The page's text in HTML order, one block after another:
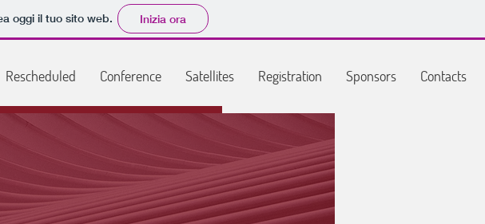
oggi il tuo sito web. Inizia ora
Rescheduled Conference Satellites Registration Sponsors Contacts